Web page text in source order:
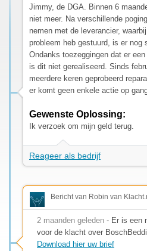
Jimmy, de DGA. Binnen 6
niet meer. Na verschillende
nemen met de leverancier,
probleem heb gestuurd, is er nog
Ondanks toezeggingen dat er
is dit niet gerealiseerd. Sinds
meerdere keren geprobeerd
er komt geen enkele actie op
Gewenste Oplossing:
Ik verzoek om mijn geld terug.
Reageer als bedrijf
Bericht van Robin van
2 maanden geleden - Er is een
voor de klacht over
Download hier uw brief